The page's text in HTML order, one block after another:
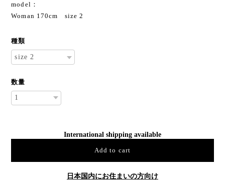
model：
Woman 170cm size 2
種類
数量
International shipping available
Add to cart
日本国内にお住まいの方向け